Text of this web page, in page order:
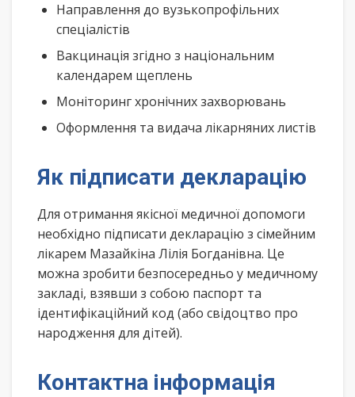
Направлення до вузькопрофільних
спеціалістів
Вакцинація згідно з національним
календарем щеплень
Моніторинг хронічних захворювань
Оформлення та видача лікарняних листів
Як підписати декларацію
Для отримання якісної медичної допомоги
необхідно підписати декларацію з сімейним
лікарем Мазайкіна Лілія Богданівна. Це
можна зробити безпосередньо у медичному
закладі, взявши з собою паспорт та
ідентифікаційний код (або свідоцтво про
народження для дітей).
Контактна інформація